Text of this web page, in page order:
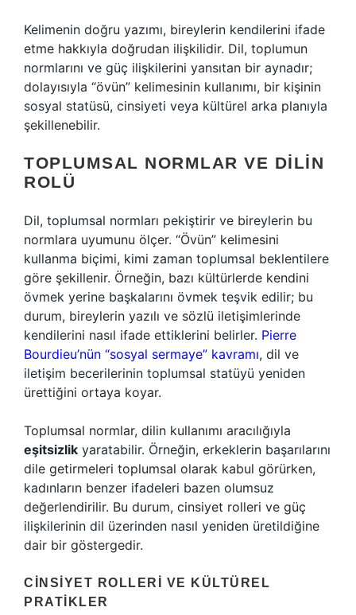
Kelimenin doğru yazımı, bireylerin kendilerini ifade
etme hakkıyla doğrudan ilişkilidir. Dil, toplumun
normlarını ve güç ilişkilerini yansıtan bir aynadır;
dolayısıyla “övün” kelimesinin kullanımı, bir kişinin
sosyal statüsü, cinsiyeti veya kültürel arka planıyla
şekillenebilir.
TOPLUMSAL NORMLAR VE DILIN
ROLÜ
Dil, toplumsal normları pekiştirir ve bireylerin bu
normlara uyumunu ölçer. “Övün” kelimesini
kullanma biçimi, kimi zaman toplumsal beklentilere
göre şekillenir. Örneğin, bazı kültürlerde kendini
övmek yerine başkalarını övmek teşvik edilir; bu
durum, bireylerin yazılı ve sözlü iletişimlerinde
kendilerini nasıl ifade ettiklerini belirler. Pierre
Bourdieu’nün “sosyal sermaye” kavramı, dil ve
iletişim becerilerinin toplumsal statüyü yeniden
ürettiğini ortaya koyar.
Toplumsal normlar, dilin kullanımı aracılığıyla
eşitsizlik yaratabilir. Örneğin, erkeklerin başarılarını
dile getirmeleri toplumsal olarak kabul görürken,
kadınların benzer ifadeleri bazen olumsuz
değerlendirilir. Bu durum, cinsiyet rolleri ve güç
ilişkilerinin dil üzerinden nasıl yeniden üretildiğine
dair bir göstergedir.
CINSIYET ROLLERI VE KÜLTÜREL
PRATIKLER